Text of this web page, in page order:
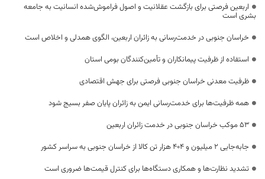
اربعین فرصتی برای بازگشت عقلانیت و اصول فراموش‌شده انسانیت به جامعه
بشری است
خراسان جنوبی در خدمت‌رسانی به زائران اربعین، الگوی همدلی و اخلاص است
استفاده از ظرفیت پیمانکاران و تأمین‌کنندگان بومی استان
ظرفیت معدنی خراسان جنوبی فرصتی برای جهش اقتصادی
همه ظرفیت‌ها برای خدمت‌رسانی ایمن به زائران پایان صفر بسیج شود
53 موکب خراسان جنوبی در خدمت زائران اربعین
جابه‌جایی 2 میلیون و 404 هزار تن کالا از خراسان جنوبی به سراسر کشور
تشدید نظارت‌ها و همکاری دستگاه‌ها برای کنترل قیمت‌ها ضروری است